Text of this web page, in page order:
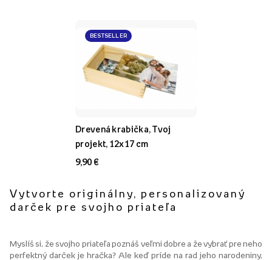
BESTSELLER
Drevená krabička, Tvoj
projekt, 12x17 cm
9,90 €
Vytvorte originálny, personalizovaný
darček pre svojho priateľa
Myslíš si, že svojho priateľa poznáš veľmi dobre a že vybrať pre neho
perfektný darček je hračka? Ale keď príde na rad jeho narodeniny,